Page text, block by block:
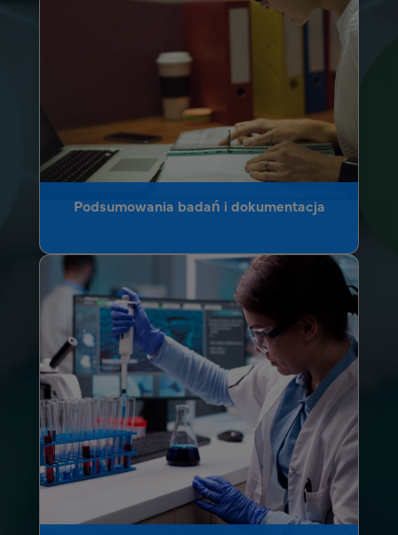
Podsumowania badań i dokumentacja